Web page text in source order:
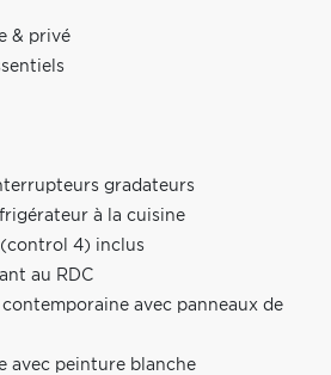
& privé
gradateurs
à la cuisine
4) inclus
au RDC
avec panneaux de
avec peinture blanche